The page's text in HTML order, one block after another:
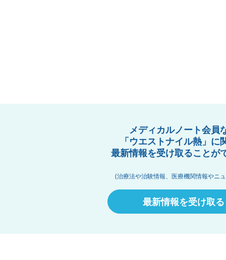
メディカルノート会員
「ウエストナイル熱」に
最新情報を受け取ることが
(治療法や治験情報、医療機関情報やニ
最新情報を受け取る